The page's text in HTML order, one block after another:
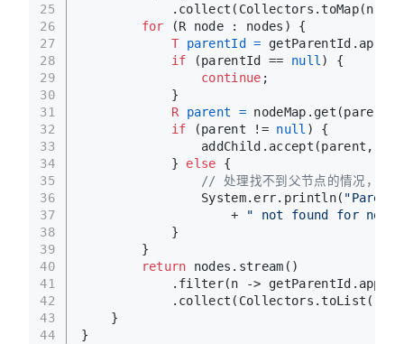
25
26
27
28
29
30
31
32
33
34
35
36
37
38
39
40
41
42
43
44
.collect(Collectors.toMap(n ->
for (R node : nodes) {
T
parentId =
if (parentId == null ) {
continue ;
            }
R
parent =
if (parent != null ) {
addChild.accept(parent,
            }
else {
// 处理找不到父节点的情况，这
                System.err.println(
                    +
" not found for node
            }
        }
return nodes.stream()
.filter(n ->
            .collect(Collectors.toList());
    }
}